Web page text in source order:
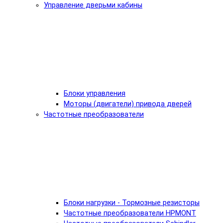
Управление дверьми кабины
Блоки управления
Моторы (двигатели) привода дверей
Частотные преобразователи
Блоки нагрузки - Тормозные резисторы
Частотные преобразователи HPMONT